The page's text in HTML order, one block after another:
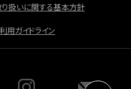
扱いに関する基本方針
用ガイドライン